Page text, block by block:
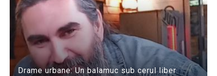
Drame urbane: Un balamuc sub cerul liber